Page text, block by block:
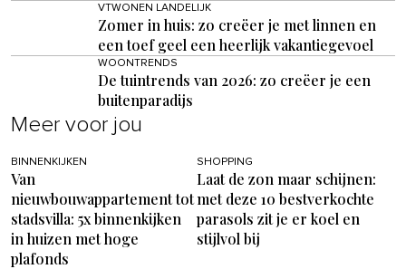
VTWONEN LANDELIJK
Zomer in huis: zo creëer je met linnen en
een toef geel een heerlijk vakantiegevoel
WOONTRENDS
De tuintrends van 2026: zo creëer je een
buitenparadijs
Meer voor jou
BINNENKIJKEN
Van
nieuwbouwappartement tot
stadsvilla: 5x binnenkijken
in huizen met hoge
plafonds
SHOPPING
Laat de zon maar schijnen:
met deze 10 bestverkochte
parasols zit je er koel en
stijlvol bij